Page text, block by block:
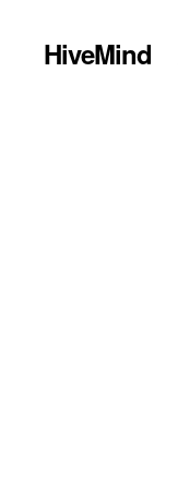
HiveMind